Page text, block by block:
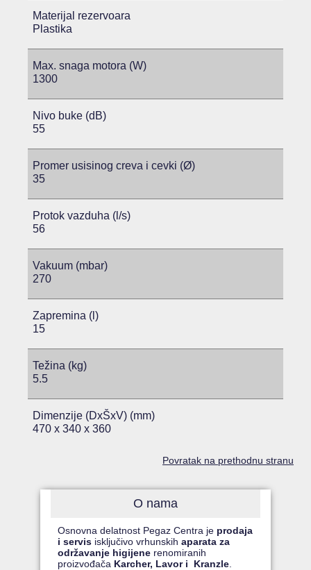
Materijal rezervoara
Plastika
Max. snaga motora (W)
1300
Nivo buke (dB)
55
Promer usisinog creva i cevki (Ø)
35
Protok vazduha (l/s)
56
Vakuum (mbar)
270
Zapremina (l)
15
Težina (kg)
5.5
Dimenzije (DxŠxV) (mm)
470 x 340 x 360
Povratak na prethodnu stranu
O nama
Osnovna delatnost Pegaz Centra je prodaja
i servis isključivo vrhunskihaparata za
održavanje higijene renomiranih
proizvođača Karcher, Lavor i Kranzle